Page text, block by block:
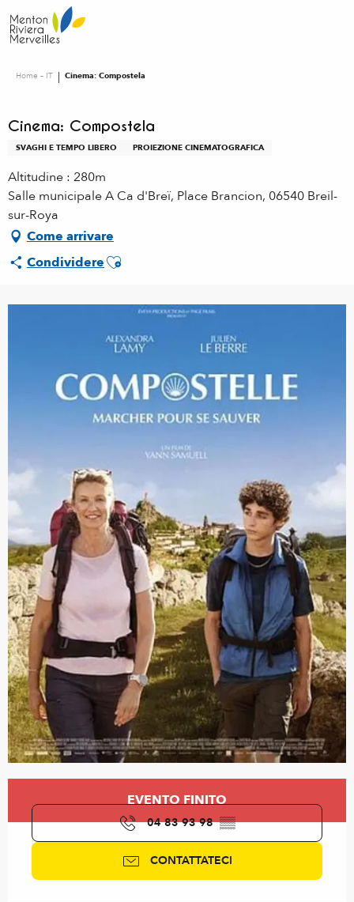
au
contenu
Home – IT Cinema: Compostela
Cinema: Compostela
SVAGHI E TEMPO LIBERO PROIEZIONE CINEMATOGRAFICA
Altitudine : 280m
Salle municipale A Ca d'Breï, Place Brancion, 06540 Breil-
sur-Roya
Come arrivare
CondividereAjouter aux favoris
Orari e contattiEVENTO FINITO
04 83 93 98▒▒
CONTATTATECI